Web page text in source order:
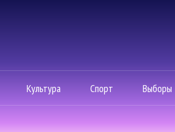
Культура Спорт Выборы